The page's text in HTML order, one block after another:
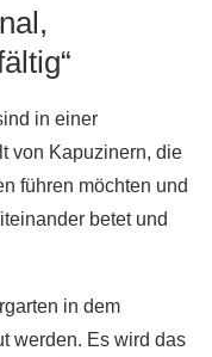
in einer
von Kapuzinern, die
führen möchten und
betet und
in dem
werden. Es wird das